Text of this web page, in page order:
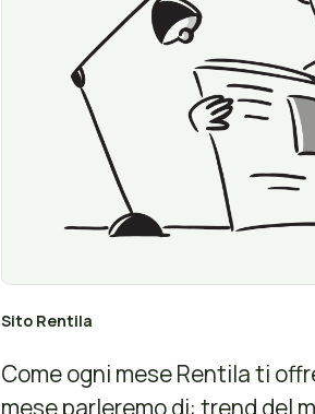
Sito Rentila
Come ogni mese Rentila ti
mese parleremo di: trend del